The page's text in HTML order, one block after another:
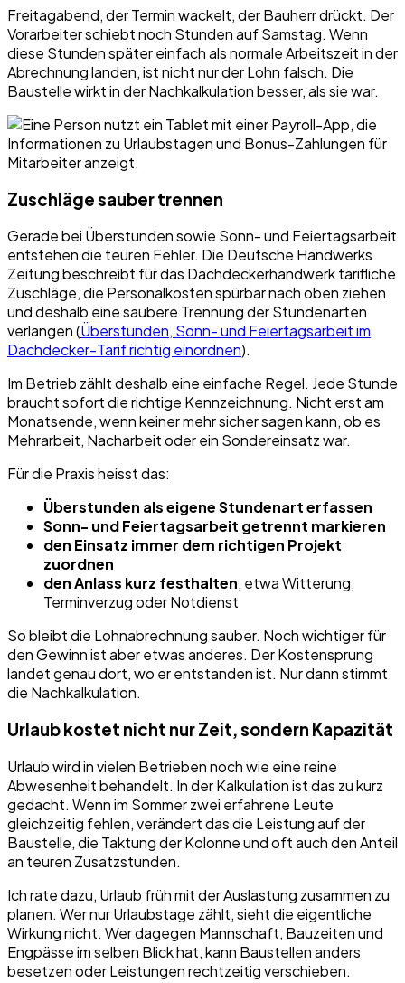
Freitagabend, der Termin wackelt, der Bauherr drückt. Der
Vorarbeiter schiebt noch Stunden auf Samstag. Wenn
diese Stunden später einfach als normale Arbeitszeit in der
Abrechnung landen, ist nicht nur der Lohn falsch. Die
Baustelle wirkt in der Nachkalkulation besser, als sie war.
Zuschläge sauber trennen
Gerade bei Überstunden sowie Sonn- und Feiertagsarbeit
entstehen die teuren Fehler. Die Deutsche Handwerks
Zeitung beschreibt für das Dachdeckerhandwerk tarifliche
Zuschläge, die Personalkosten spürbar nach oben ziehen
und deshalb eine saubere Trennung der Stundenarten
verlangen (Überstunden, Sonn- und Feiertagsarbeit im
Dachdecker-Tarif richtig einordnen).
Im Betrieb zählt deshalb eine einfache Regel. Jede Stunde
braucht sofort die richtige Kennzeichnung. Nicht erst am
Monatsende, wenn keiner mehr sicher sagen kann, ob es
Mehrarbeit, Nacharbeit oder ein Sondereinsatz war.
Für die Praxis heisst das:
Überstunden als eigene Stundenart erfassen
Sonn- und Feiertagsarbeit getrennt markieren
den Einsatz immer dem richtigen Projekt
zuordnen
den Anlass kurz festhalten, etwa Witterung,
Terminverzug oder Notdienst
So bleibt die Lohnabrechnung sauber. Noch wichtiger für
den Gewinn ist aber etwas anderes. Der Kostensprung
landet genau dort, wo er entstanden ist. Nur dann stimmt
die Nachkalkulation.
Urlaub kostet nicht nur Zeit, sondern Kapazität
Urlaub wird in vielen Betrieben noch wie eine reine
Abwesenheit behandelt. In der Kalkulation ist das zu kurz
gedacht. Wenn im Sommer zwei erfahrene Leute
gleichzeitig fehlen, verändert das die Leistung auf der
Baustelle, die Taktung der Kolonne und oft auch den Anteil
an teuren Zusatzstunden.
Ich rate dazu, Urlaub früh mit der Auslastung zusammen zu
planen. Wer nur Urlaubstage zählt, sieht die eigentliche
Wirkung nicht. Wer dagegen Mannschaft, Bauzeiten und
Engpässe im selben Blick hat, kann Baustellen anders
besetzen oder Leistungen rechtzeitig verschieben.